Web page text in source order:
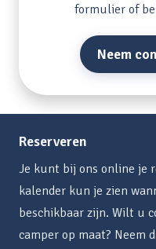
formulier of
Neem
Reserveren
Je kunt bij ons online je
kalender kun je zien
beschikbaar zijn. Wilt u
camper op maat? Neem